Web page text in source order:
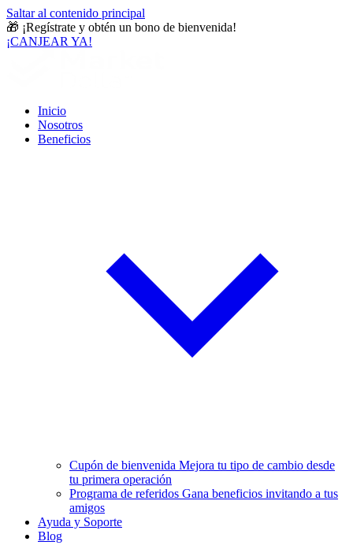
Saltar al contenido principal
🎁 ¡Regístrate y obtén un bono de bienvenida!
¡CANJEAR YA!
Inicio
Nosotros
Beneficios
Cupón de bienvenida Mejora tu tipo de cambio desde
tu primera operación
Programa de referidos Gana beneficios invitando a tus
amigos
Ayuda y Soporte
Blog